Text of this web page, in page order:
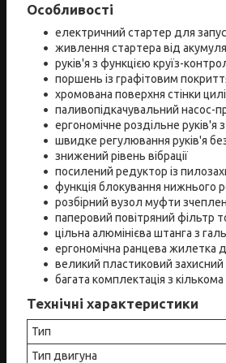
Особливості
електричний стартер для
живлення стартера від
руків'я з функцією круїз-
поршень із графітовим
хромована поверхня стінки
паливопідкачувальний насос-
ергономічне роздільне
швидке регулювання руків'я
знижений рівень вібрації
посилений редуктор із
функція блокування нижнього
розбірний вузол муфти
паперовий повітряний фільтр
цільна алюмінієва штанга з
ергономічна ранцева жилетка
великий пластиковий
багата комплектація з
Технічні характеристики
Тип
Тип двигуна